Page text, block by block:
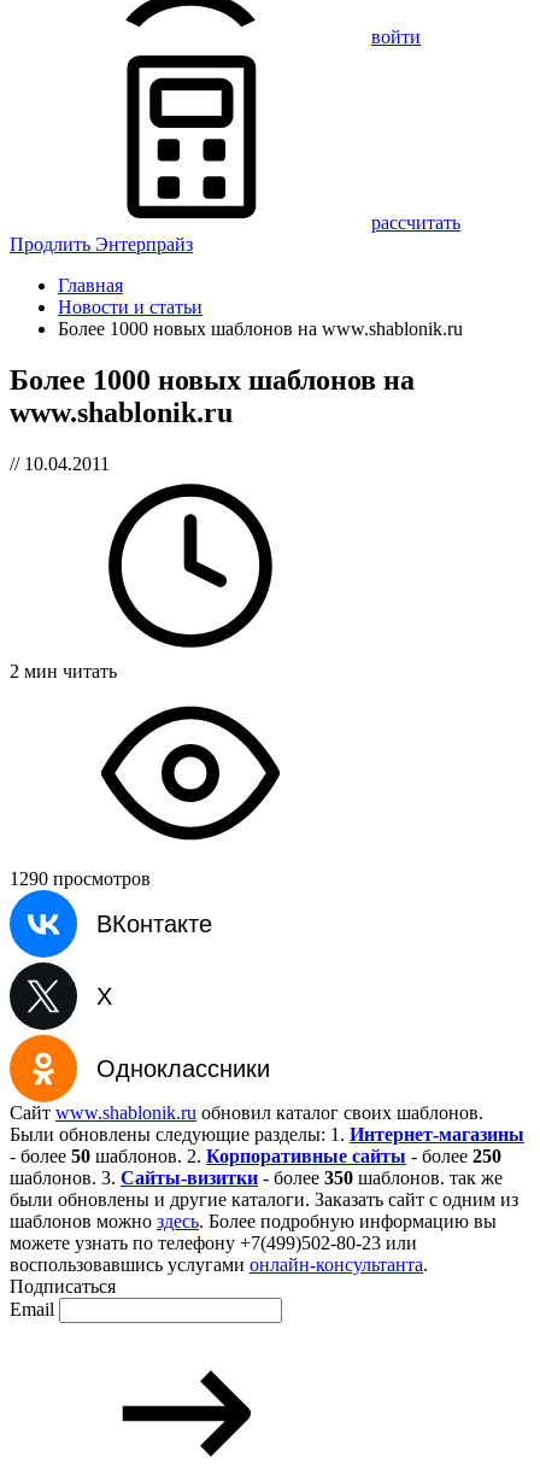
войти
рассчитать
Продлить Энтерпрайз
Главная
Новости и статьи
Более 1000 новых шаблонов на www.shablonik.ru
Более 1000 новых шаблонов на
www.shablonik.ru
// 10.04.2011
2 мин читать
1290 просмотров
ВКонтакте
X
Одноклассники
Сайт www.shablonik.ru обновил каталог своих шаблонов.
Были обновлены следующие разделы: 1. Интернет-магазины
- более 50 шаблонов. 2. Корпоративные сайты - более 250
шаблонов. 3. Сайты-визитки - более 350 шаблонов. так же
были обновлены и другие каталоги. Заказать сайт с одним из
шаблонов можно здесь. Более подробную информацию вы
можете узнать по телефону +7(499)502-80-23 или
воспользовавшись услугами онлайн-консультанта.
Подписаться
Email